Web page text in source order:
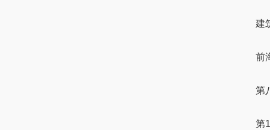
建
前
第
第